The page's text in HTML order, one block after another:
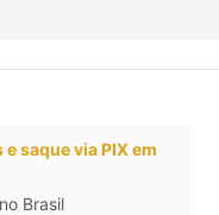
saque via PIX em
Brasil